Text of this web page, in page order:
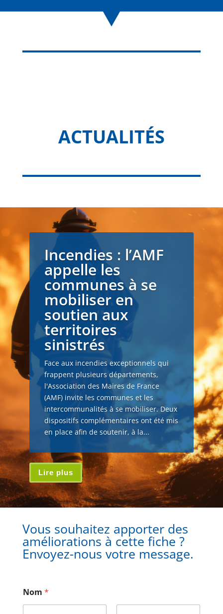
ACTUALITÉS
Incendies : l’AMF
appelle les
communes à se
mobiliser en
soutien aux
territoires
sinistrés
Face aux incendies exceptionnels qui
frappent plusieurs départements,
l'Association des Maires de France
(AMF) invite les communes et les
intercommunalités à se mobiliser. Deux
dispositifs complémentaires ont été mis
en place afin de soutenir, à la...
Lire plus
Vous souhaitez apporter des
améliorations à cette fiche ?
Envoyez-nous votre message.
Nom *